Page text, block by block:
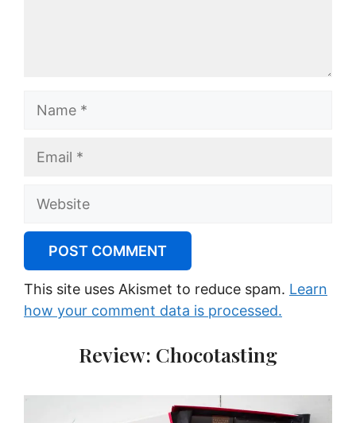
Name
Email
Website
This site uses Akismet to reduce spam. Learn
how your comment data is processed.
Review: Chocotasting